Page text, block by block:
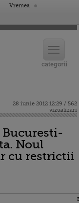
Vremea
28 iunie 2012 12:29 / 562
vizualizari
Bucuresti-
Noul
cu restrictii